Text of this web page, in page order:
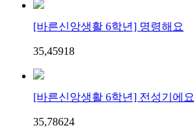
[바른신앙생활 6학년] 명령해요
35,45918
[바른신앙생활 6학년] 전성기에요
35,78624